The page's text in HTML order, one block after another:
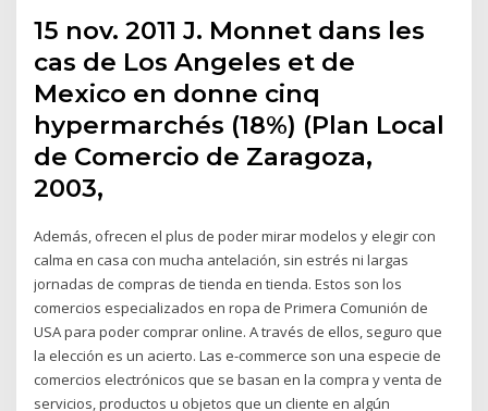
15 nov. 2011 J. Monnet dans les
cas de Los Angeles et de
Mexico en donne cinq
hypermarchés (18%) (Plan Local
de Comercio de Zaragoza,
2003,
Además, ofrecen el plus de poder mirar modelos y elegir con
calma en casa con mucha antelación, sin estrés ni largas
jornadas de compras de tienda en tienda. Estos son los
comercios especializados en ropa de Primera Comunión de
USA para poder comprar online. A través de ellos, seguro que
la elección es un acierto. Las e-commerce son una especie de
comercios electrónicos que se basan en la compra y venta de
servicios, productos u objetos que un cliente en algún